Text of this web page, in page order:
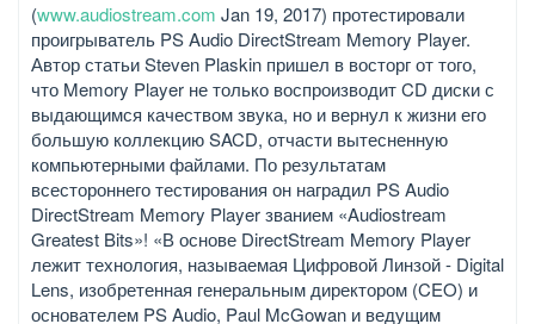
(www.audiostream.com Jan 19, 2017) протестировали
проигрыватель PS Audio DirectStream Memory Player.
Автор статьи Steven Plaskin пришел в восторг от того,
что Memory Player не только воспроизводит CD диски с
выдающимся качеством звука, но и вернул к жизни его
большую коллекцию SACD, отчасти вытесненную
компьютерными файлами. По результатам
всестороннего тестирования он наградил PS Audio
DirectStream Memory Player званием «Audiostream
Greatest Bits»! «В основе DirectStream Memory Player
лежит технология, называемая Цифровой Линзой - Digital
Lens, изобретенная генеральным директором (CEO) и
основателем PS Audio, Paul McGowan и ведущим